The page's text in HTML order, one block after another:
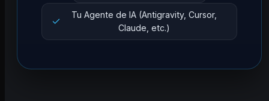
Tu Agente de IA (Antigravity, Cursor,
Claude, etc.)